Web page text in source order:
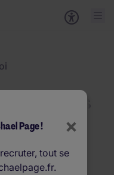
Gros
H) ×
Page !
tout se